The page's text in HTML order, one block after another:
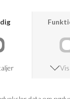
KUNDESERVICE
+46 86 60 21 22